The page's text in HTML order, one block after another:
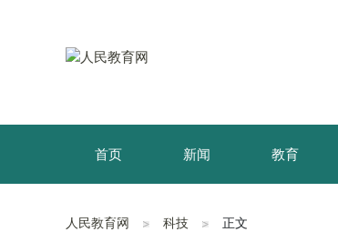
首页 新闻 教育
育儿 资讯
人民教育网 科技 正文